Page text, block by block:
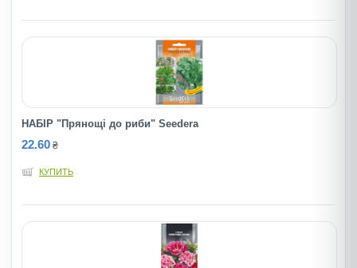
НАБІР "Прянощі до риби" Seedеra
22.60 ₴
КУПИТЬ